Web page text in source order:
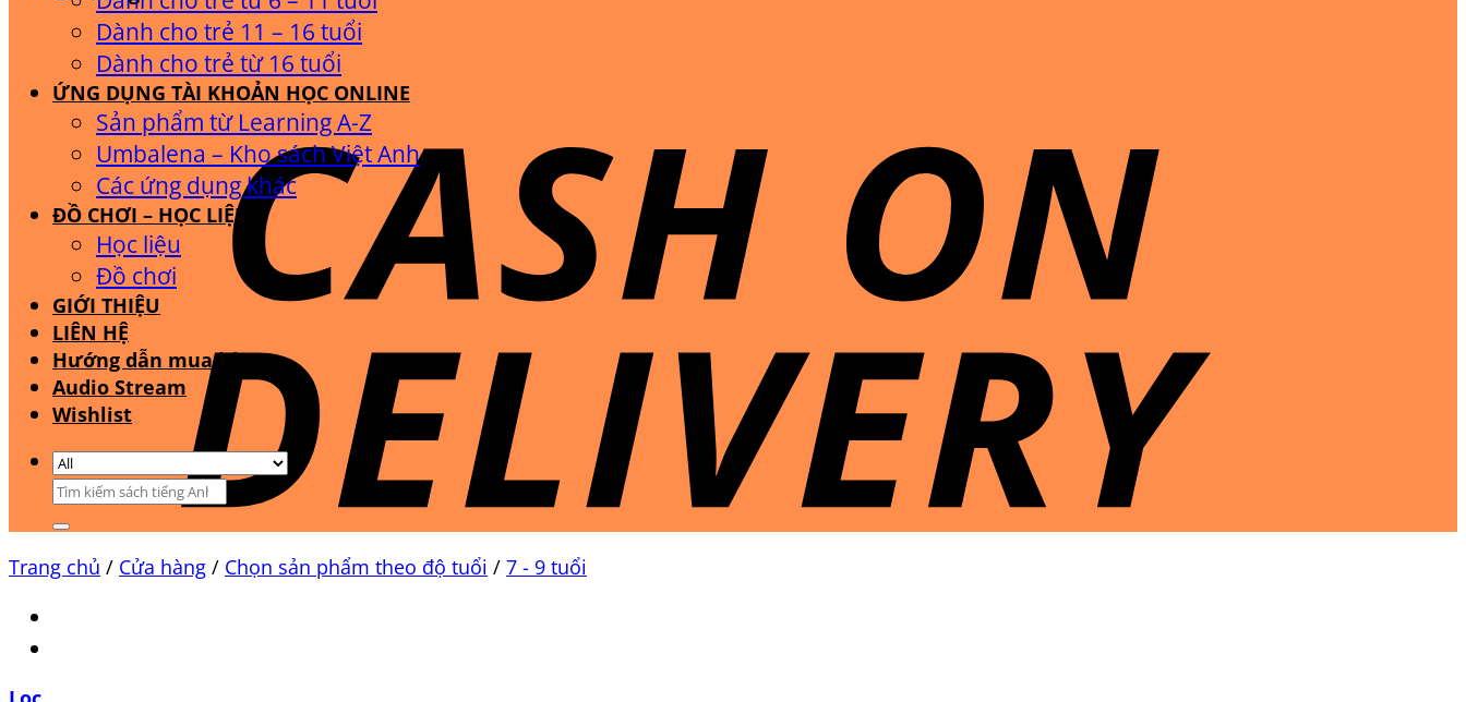
Dành cho trẻ 11 – 16 tuổi
Dành cho trẻ từ 16 tuổi
ỨNG DỤNG TÀI KHOẢN HỌC ONLINE
Sản phẩm từ Learning A-Z
Umbalena – Kho sách Việt Anh
Các ứng dụng khác
ĐỒ CHƠI – HỌC LIỆU
Học liệu
Đồ chơi
GIỚI THIỆU
LIÊN HỆ
Hướng dẫn mua hàng
Audio Stream
Wishlist
Tìm
Trang chủ / Cửa hàng / Chọn sản phẩm theo độ tuổi / 7 - 9 tuổi